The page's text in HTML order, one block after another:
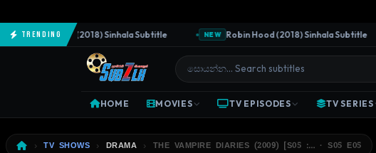
Trending
The Predator (2018) Sinhala Subtitle NEW Robin Hood (2018) Sinhala Subtitle
HOME MOVIES TV EPISODES TV SERIES
TV SHOWS DRAMA THE VAMPIRE DIARIES (2009) [S05 :… · S05 E05